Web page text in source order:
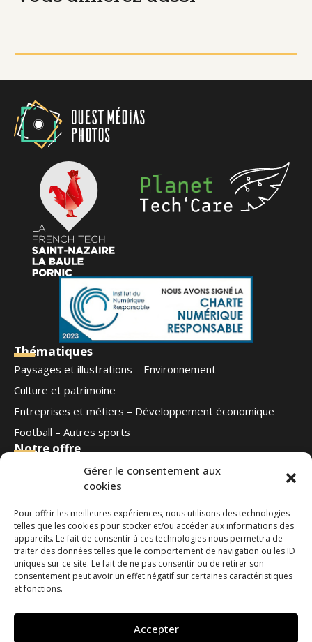
Gérer le consentement aux
cookies
Pour offrir les meilleures expériences, nous utilisons des technologies
telles que les cookies pour stocker et/ou accéder aux informations des
appareils. Le fait de consentir à ces technologies nous permettra de
traiter des données telles que le comportement de navigation ou les ID
uniques sur ce site. Le fait de ne pas consentir ou de retirer son
consentement peut avoir un effet négatif sur certaines caractéristiques
et fonctions.
Accepter
Thématiques
Paysages et illustrations – Environnement
Culture et patrimoine
Entreprises et métiers – Développement économique
Football – Autres sports
Notre offre
Qui sommes-nous
Contact
Ouest Médias
Nous suivre
Contactez-nous
phototheque@ouestmedias.com
Tél : 06 78 42 08 35